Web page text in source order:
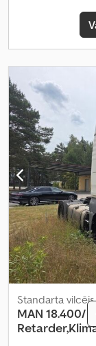
Standarta vilcējs
MAN 18.400/